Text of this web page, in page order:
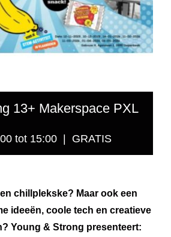
13+ Makerspace PXL
tot 15:00 | GRATIS
chillplekske? Maar ook een
ideeën, coole tech en creatieve
Young & Strong presenteert: